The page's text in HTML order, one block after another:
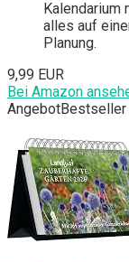
Kalendarium
alles auf
Planung.
9,99 EUR
Bei Amazon
AngebotBestseller